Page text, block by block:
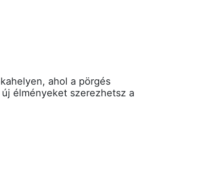
ahol a pörgés
élményeket szerezhetsz a